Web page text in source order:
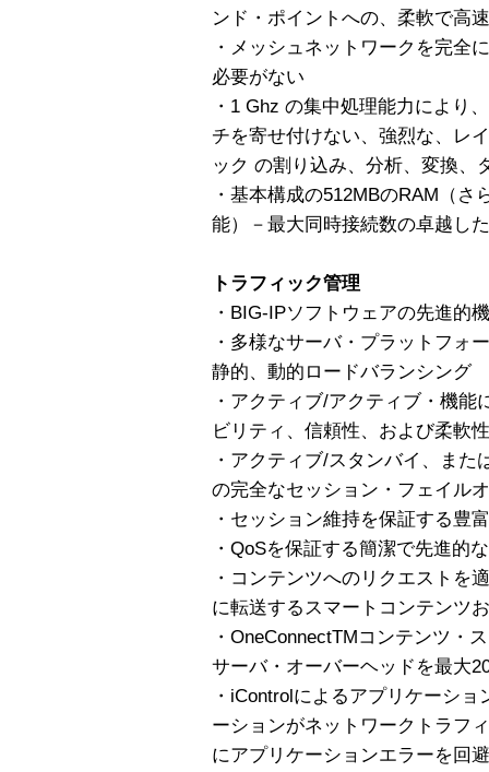
ンド・ポイントへの、柔軟で高
・メッシュネットワークを完全
必要がない
・1 Ghz の集中処理能力により
チを寄せ付けない、強烈な、レ
ック の割り込み、分析、変換、
・基本構成の512MBのRAM（
能）－最大同時接続数の卓越し
トラフィック管理
・BIG-IPソフトウェアの先進的
・多様なサーバ・プラットフォ
静的、動的ロードバランシング
・アクティブ/アクティブ・機
ビリティ、信頼性、および柔軟
・アクティブ/スタンバイ、ま
の完全なセッション・フェイル
・セッション維持を保証する豊
・QoSを保証する簡潔で先進的
・コンテンツへのリクエストを
に転送するスマートコンテンツ
・OneConnectTMコンテンツ・
サーバ・オーバーヘッドを最大
・iControlによるアプリケーシ
ーションがネットワークトラフ
にアプリケーションエラーを回避